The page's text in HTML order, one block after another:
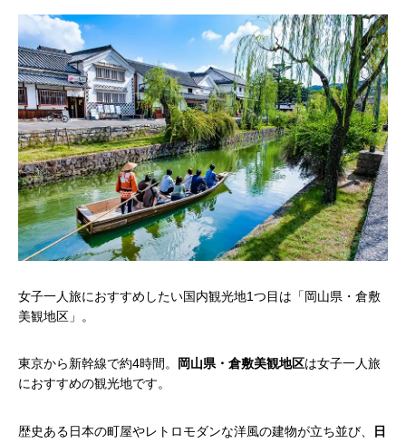
女子一人旅におすすめしたい国内観光地1つ目は「岡山県・倉敷
美観地区」。
東京から新幹線で約4時間。 岡山県・倉敷美観地区は女子一人旅
におすすめの観光地です。
歴史ある日本の町屋やレトロモダンな洋風の建物が立ち並び、
日